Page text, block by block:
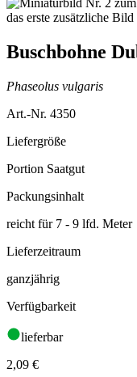
Buschbohne
Phaseolus vulgaris
Art.-Nr. 4350
Liefergröße
Portion Saatgut
Packungsinhalt
reicht für 7 - 9 lfd. Meter
Lieferzeitraum
ganzjährig
Verfügbarkeit
lieferbar
2,09 €